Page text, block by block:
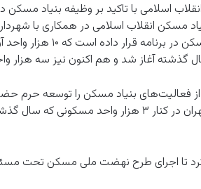
اسلامی با تاکید بر وظیفه بنیاد
طرح نهضت ملی
گذشته آغاز شد و هم اکنون نیز سه هزار
فعالیت‌های بنیاد مسکن را توسعه حرم
افزود: خط ۴ مترو تهران در کنار ۳ هزار
کرد تا اجرای طرح نهضت ملی مسکن تحت